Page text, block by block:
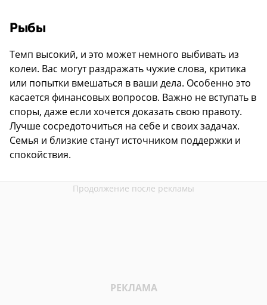
Рыбы
Темп высокий, и это может немного выбивать из
колеи. Вас могут раздражать чужие слова, критика
или попытки вмешаться в ваши дела. Особенно это
касается финансовых вопросов. Важно не вступать в
споры, даже если хочется доказать свою правоту.
Лучше сосредоточиться на себе и своих задачах.
Семья и близкие станут источником поддержки и
спокойствия.